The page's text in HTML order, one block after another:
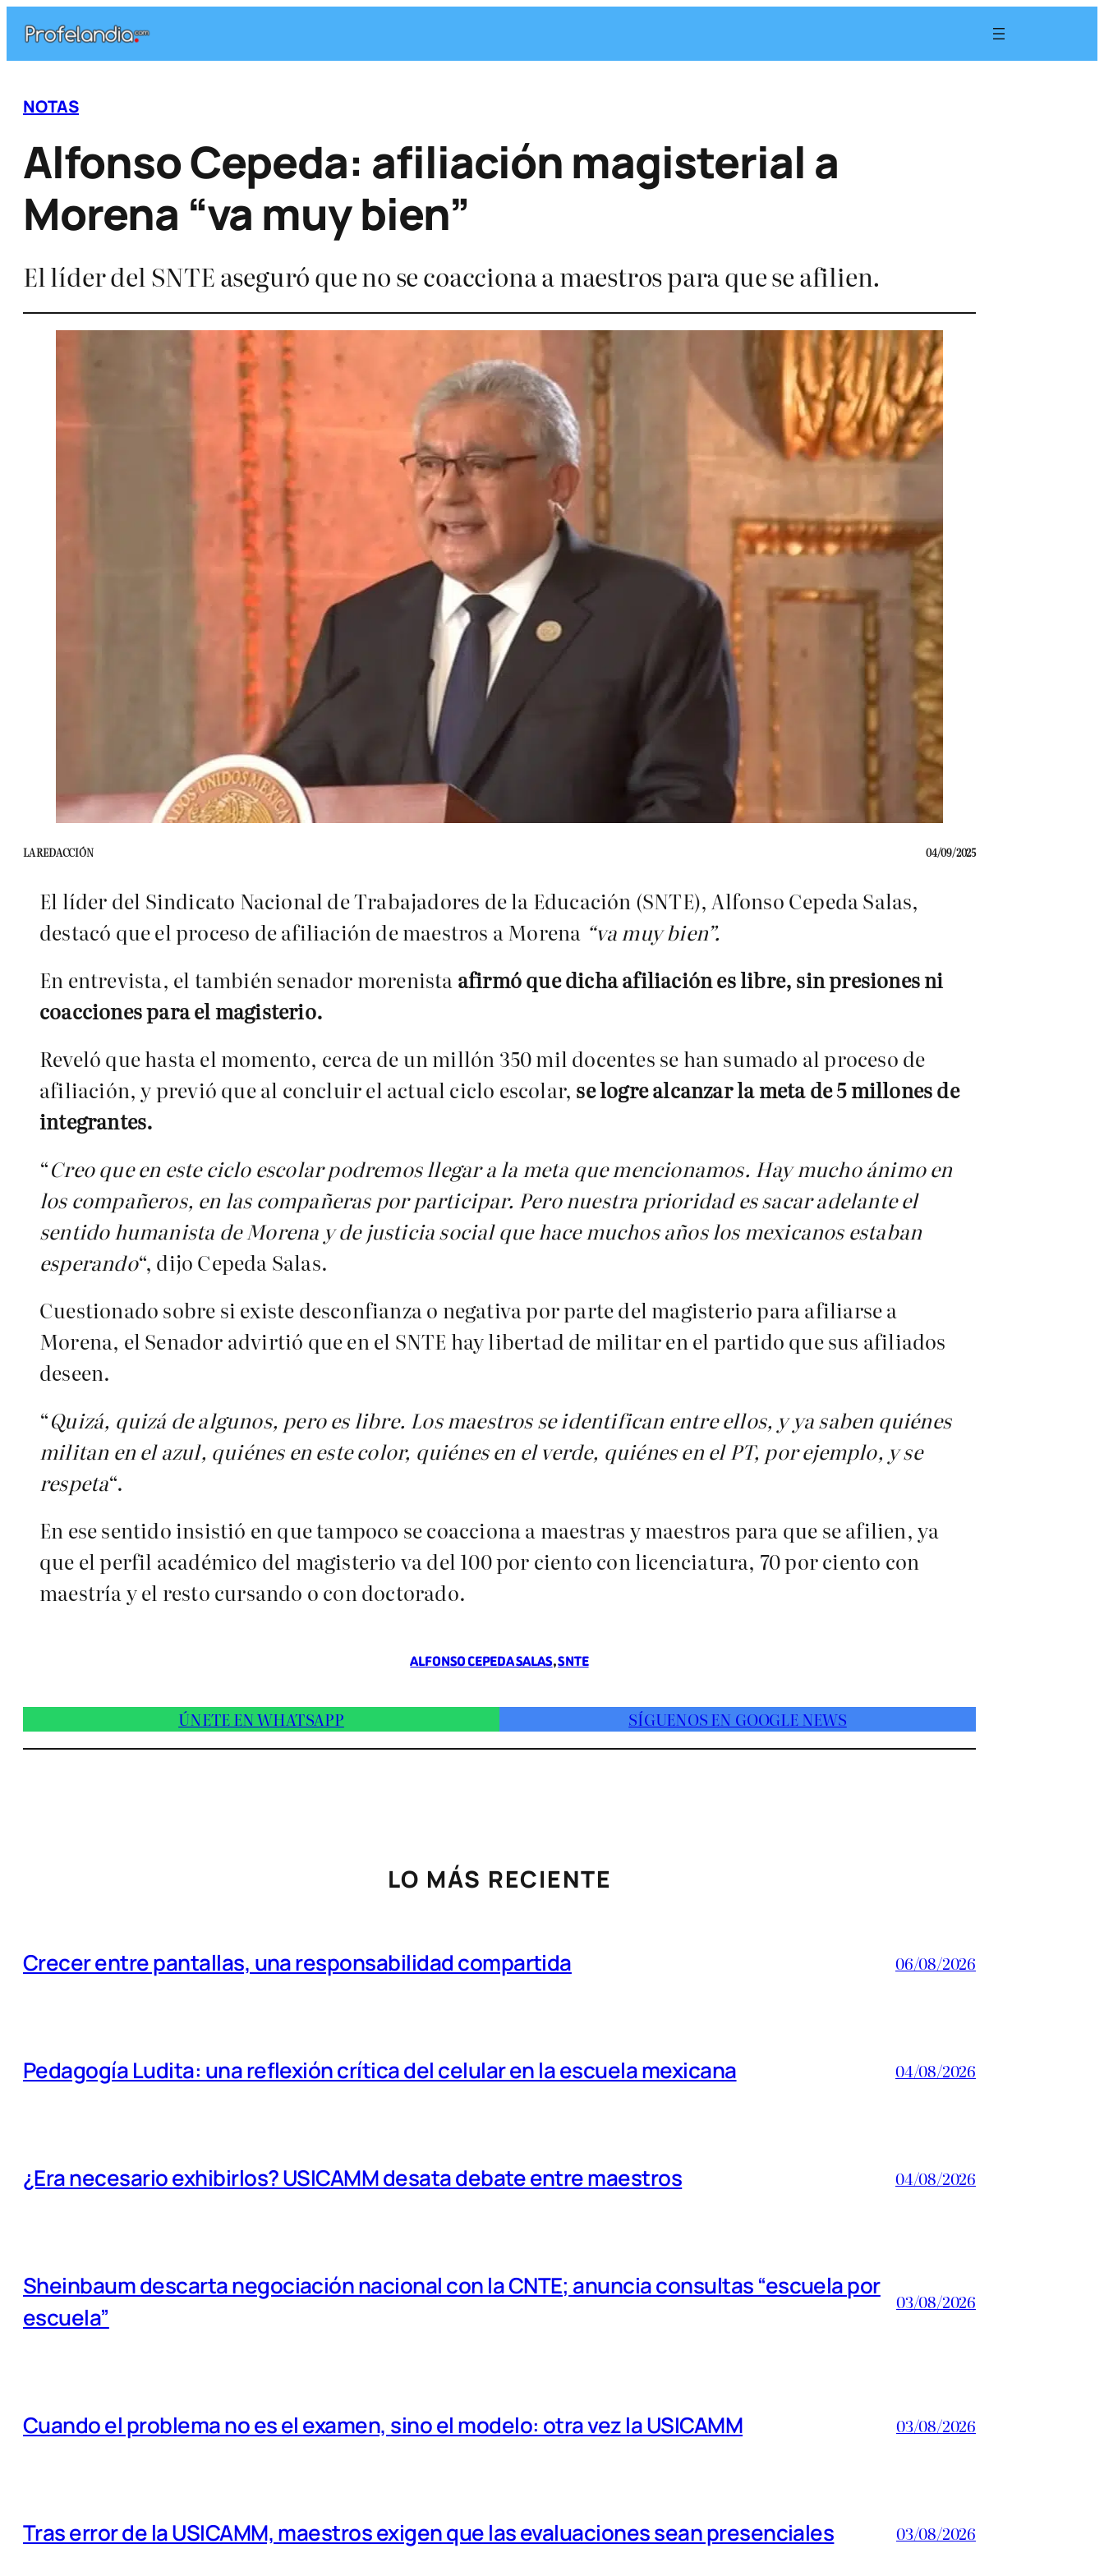
contenido
NOTAS
Alfonso Cepeda: afiliación magisterial a
Morena “va muy bien”
El líder del SNTE aseguró que no se coacciona a maestros para que se afilien.
LA REDACCIÓN 04/09/2025
El líder del Sindicato Nacional de Trabajadores de la Educación (SNTE), Alfonso Cepeda Salas,
destacó que el proceso de afiliación de maestros a Morena “va muy bien”.
En entrevista, el también senador morenista afirmó que dicha afiliación es libre, sin presiones ni
coacciones para el magisterio.
Reveló que hasta el momento, cerca de un millón 350 mil docentes se han sumado al proceso de
afiliación, y previó que al concluir el actual ciclo escolar, se logre alcanzar la meta de 5 millones de
integrantes.
“Creo que en este ciclo escolar podremos llegar a la meta que mencionamos. Hay mucho ánimo en
los compañeros, en las compañeras por participar. Pero nuestra prioridad es sacar adelante el
sentido humanista de Morena y de justicia social que hace muchos años los mexicanos estaban
esperando“, dijo Cepeda Salas.
Cuestionado sobre si existe desconfianza o negativa por parte del magisterio para afiliarse a
Morena, el Senador advirtió que en el SNTE hay libertad de militar en el partido que sus afiliados
deseen.
“Quizá, quizá de algunos, pero es libre. Los maestros se identifican entre ellos, y ya saben quiénes
militan en el azul, quiénes en este color, quiénes en el verde, quiénes en el PT, por ejemplo, y se
respeta“.
En ese sentido insistió en que tampoco se coacciona a maestras y maestros para que se afilien, ya
que el perfil académico del magisterio va del 100 por ciento con licenciatura, 70 por ciento con
maestría y el resto cursando o con doctorado.
ALFONSO CEPEDA SALAS, SNTE
ÚNETE EN WHATSAPP SÍGUENOS EN GOOGLE NEWS
LO MÁS RECIENTE
Crecer entre pantallas, una responsabilidad compartida 06/08/2026
Pedagogía Ludita: una reflexión crítica del celular en la escuela mexicana 04/08/2026
¿Era necesario exhibirlos? USICAMM desata debate entre maestros 04/08/2026
Sheinbaum descarta negociación nacional con la CNTE; anuncia consultas “escuela por
escuela”
03/08/2026
Cuando el problema no es el examen, sino el modelo: otra vez la USICAMM 03/08/2026
Tras error de la USICAMM, maestros exigen que las evaluaciones sean presenciales 03/08/2026